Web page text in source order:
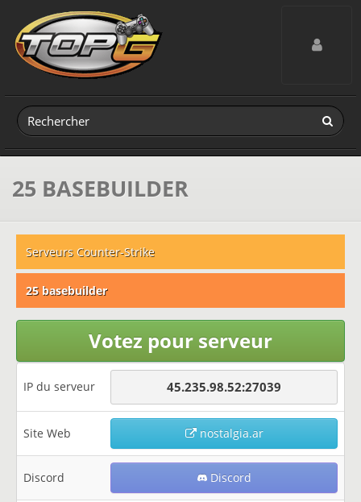
Toggle
25 BASEBUILDER
Serveurs Counter-Strike
25 basebuilder
Votez pour serveur
IP du serveur 45.235.98.52:27039
Site Web nostalgia.ar
Discord Discord